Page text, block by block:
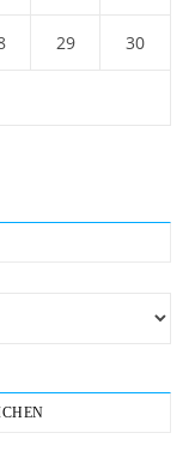
29 30